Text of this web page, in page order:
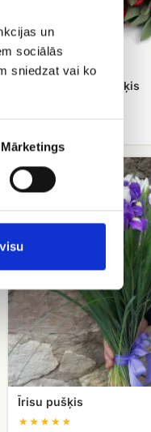
un
sociālās
sniedzat vai ko
Mārketings
Sarkanu tulpju pušķis
Īrisu
pušķis
Īrisu pušķis